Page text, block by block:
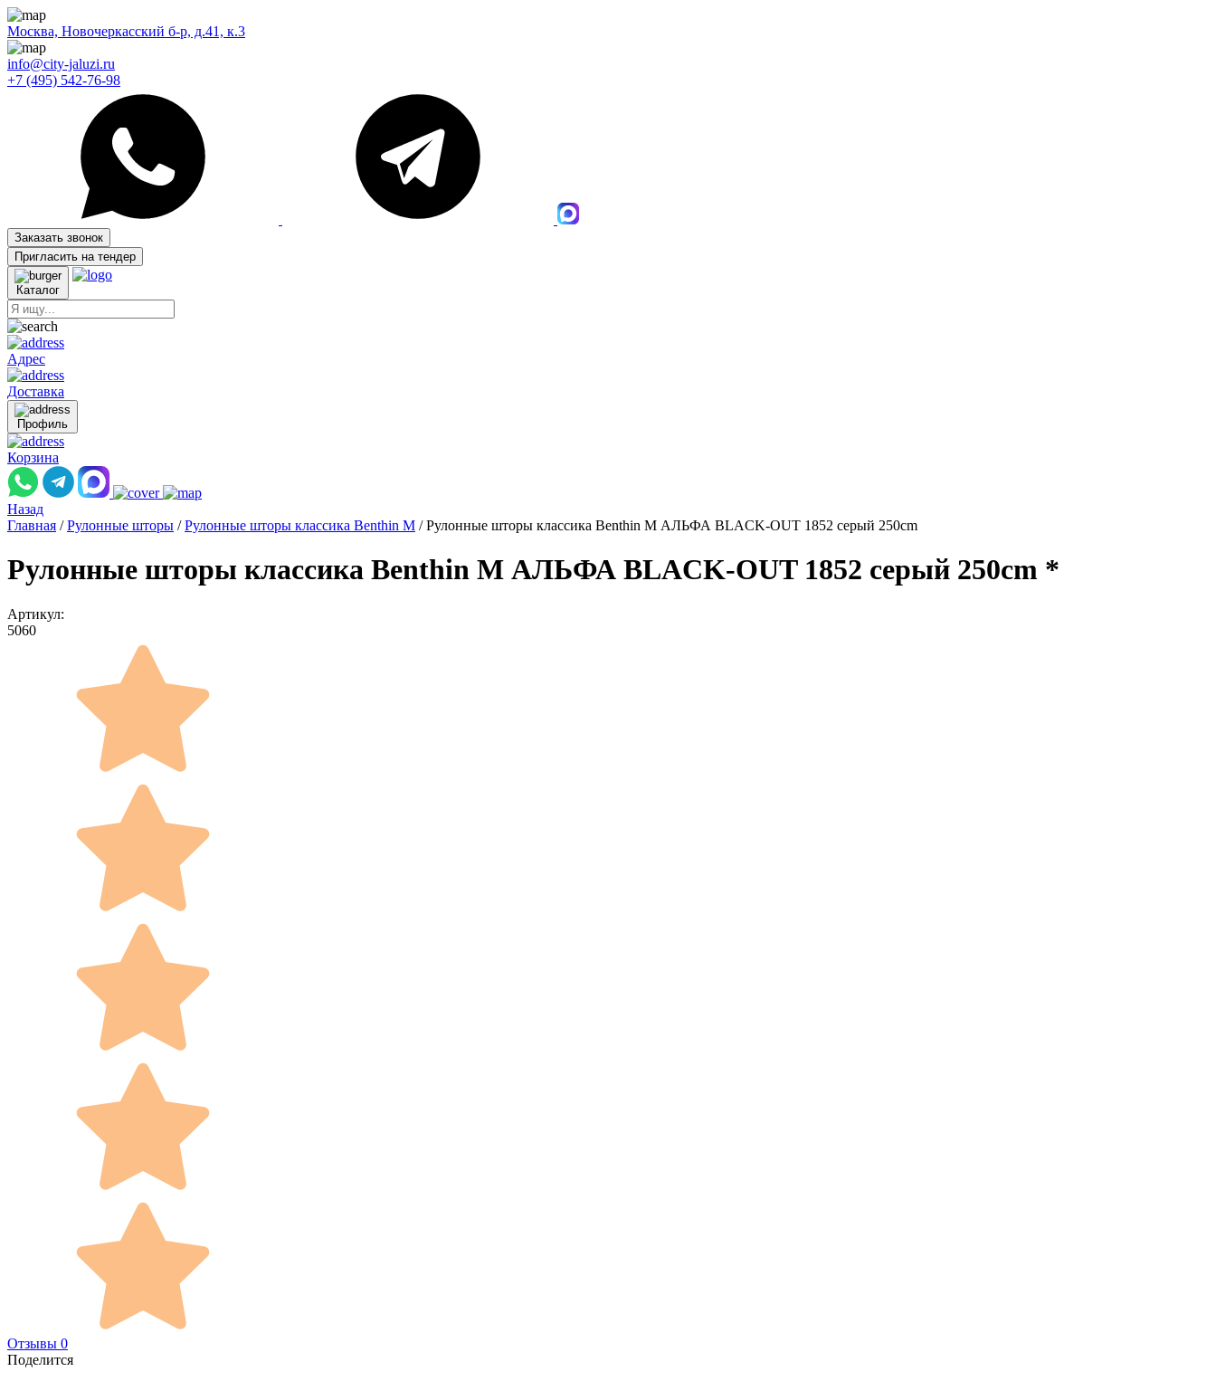
Москва, Новочеркасский б-р, д.41, к.3
info@city-jaluzi.ru
+7 (495) 542-76-98
Заказать звонок
Пригласить на тендер
Каталог
Адрес
Доставка
Профиль
Корзина
Назад
Главная / Рулонные шторы / Рулонные шторы классика Benthin M / Рулонные шторы классика Benthin M АЛЬФА BLACK-OUT 1852 серый 250cm
Рулонные шторы классика Benthin M АЛЬФА BLACK-OUT 1852 серый 250cm *
Артикул:
5060
Отзывы 0
Поделится